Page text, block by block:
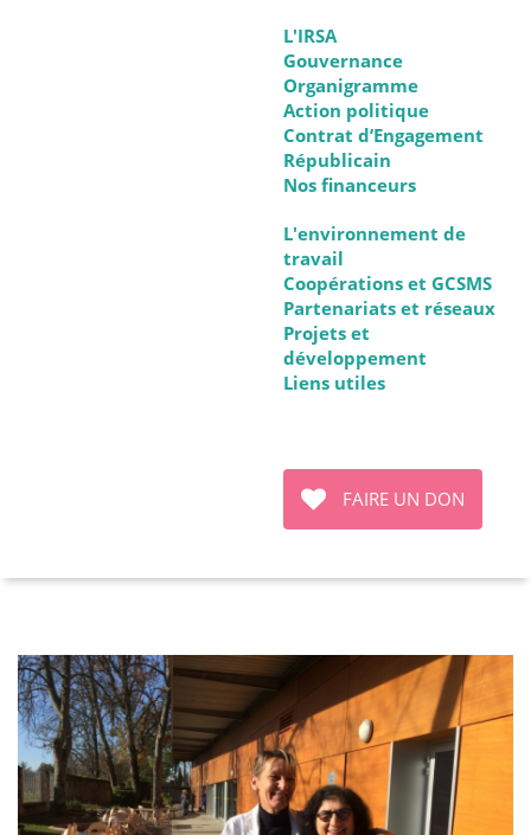
L'IRSA
Gouvernance
Organigramme
Action politique
Contrat d’Engagement
Républicain
Nos financeurs
L'environnement de
travail
Coopérations et GCSMS
Partenariats et réseaux
Projets et
développement
Liens utiles
FAIRE UN DON